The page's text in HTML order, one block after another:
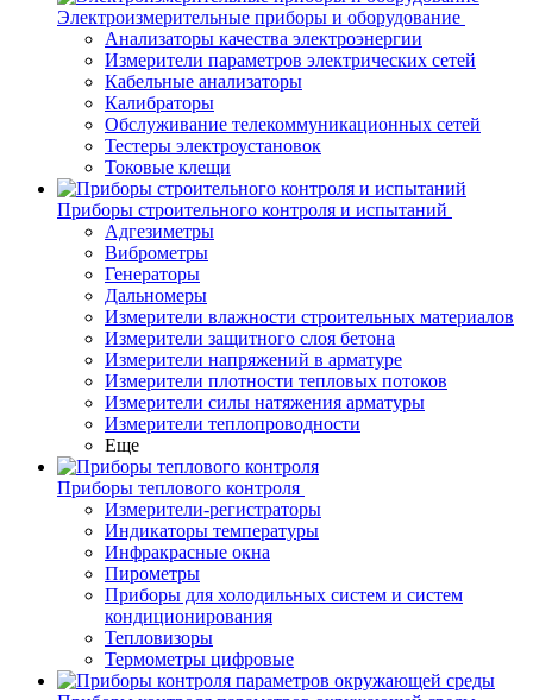
Электроизмерительные приборы и оборудование
Анализаторы качества электроэнергии
Измерители параметров электрических сетей
Кабельные анализаторы
Калибраторы
Обслуживание телекоммуникационных сетей
Тестеры электроустановок
Токовые клещи
Приборы строительного контроля и испытаний
Адгезиметры
Виброметры
Генераторы
Дальномеры
Измерители влажности строительных материалов
Измерители защитного слоя бетона
Измерители напряжений в арматуре
Измерители плотности тепловых потоков
Измерители силы натяжения арматуры
Измерители теплопроводности
Еще
Приборы теплового контроля
Измерители-регистраторы
Индикаторы температуры
Инфракрасные окна
Пирометры
Приборы для холодильных систем и систем
кондиционирования
Тепловизоры
Термометры цифровые